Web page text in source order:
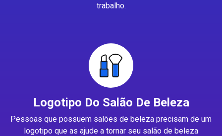
trabalho.
Logotipo Do Salão De Beleza
Pessoas que possuem salões de beleza precisam de um
logotipo que as ajude a tornar seu salão de beleza